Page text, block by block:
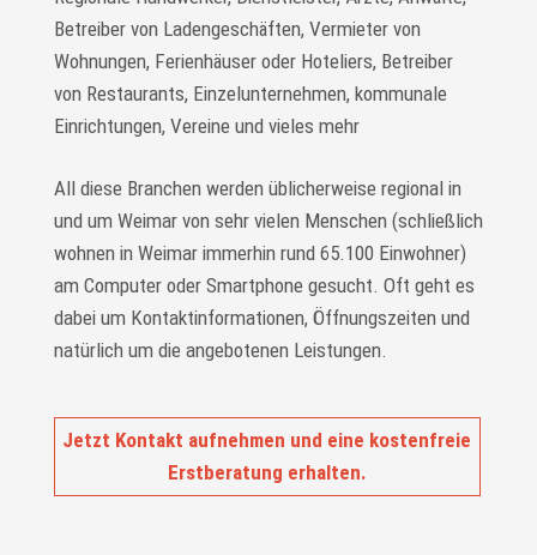
Betreiber von Ladengeschäften, Vermieter von
Wohnungen, Ferienhäuser oder Hoteliers, Betreiber
von Restaurants, Einzelunternehmen, kommunale
Einrichtungen, Vereine und vieles mehr
All diese Branchen werden üblicherweise regional in
und um Weimar von sehr vielen Menschen (schließlich
wohnen in Weimar immerhin rund 65.100 Einwohner)
am Computer oder Smartphone gesucht. Oft geht es
dabei um Kontaktinformationen, Öffnungszeiten und
natürlich um die angebotenen Leistungen.
Jetzt Kontakt aufnehmen und eine kostenfreie
Erstberatung erhalten.